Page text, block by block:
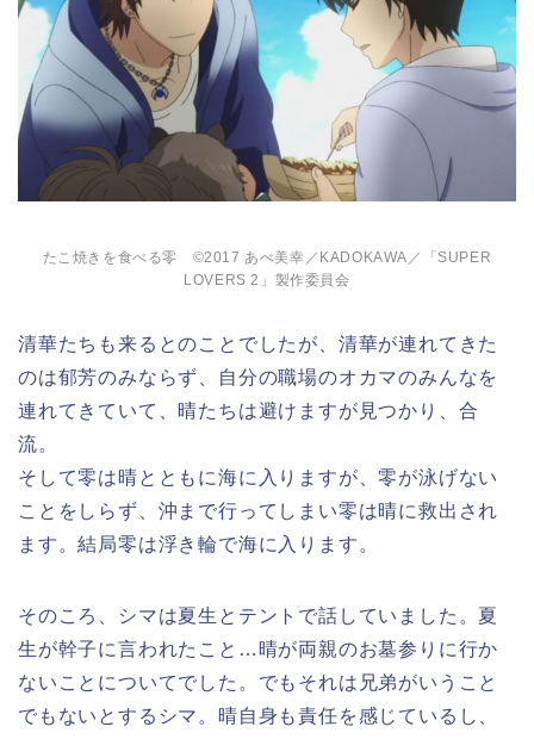
たこ焼きを食べる零 ©2017 あべ美幸／KADOKAWA／「SUPER
LOVERS 2」製作委員会
清華たちも来るとのことでしたが、清華が連れてきた
のは郁芳のみならず、自分の職場のオカマのみんなを
連れてきていて、晴たちは避けますが見つかり、合
流。
そして零は晴とともに海に入りますが、零が泳げない
ことをしらず、沖まで行ってしまい零は晴に救出され
ます。結局零は浮き輪で海に入ります。
そのころ、シマは夏生とテントで話していました。夏
生が幹子に言われたこと…晴が両親のお墓参りに行か
ないことについてでした。でもそれは兄弟がいうこと
でもないとするシマ。晴自身も責任を感じているし、